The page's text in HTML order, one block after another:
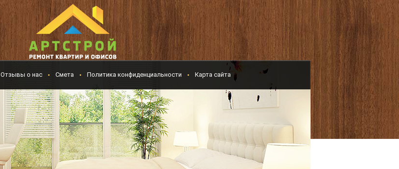
Отзывы о нас Смета Политика конфиденциальности Карта сайта